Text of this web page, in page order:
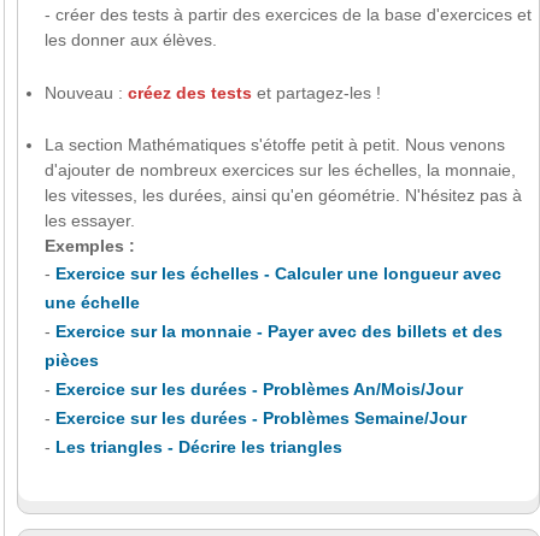
- créer des tests à partir des exercices de la base d'exercices et
les donner aux élèves.
Nouveau : créez des tests et partagez-les !
La section Mathématiques s'étoffe petit à petit. Nous venons
d'ajouter de nombreux exercices sur les échelles, la monnaie,
les vitesses, les durées, ainsi qu'en géométrie. N'hésitez pas à
les essayer.
Exemples :
- Exercice sur les échelles - Calculer une longueur avec
une échelle
- Exercice sur la monnaie - Payer avec des billets et des
pièces
- Exercice sur les durées - Problèmes An/Mois/Jour
- Exercice sur les durées - Problèmes Semaine/Jour
- Les triangles - Décrire les triangles